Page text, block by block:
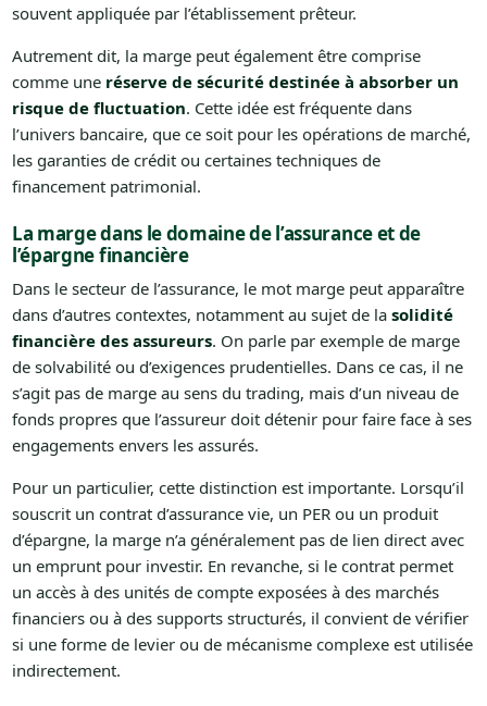
souvent appliquée par l’établissement prêteur.
Autrement dit, la marge peut également être comprise
comme une réserve de sécurité destinée à absorber un
risque de fluctuation. Cette idée est fréquente dans
l’univers bancaire, que ce soit pour les opérations de marché,
les garanties de crédit ou certaines techniques de
financement patrimonial.
La marge dans le domaine de l’assurance et de
l’épargne financière
Dans le secteur de l’assurance, le mot marge peut apparaître
dans d’autres contextes, notamment au sujet de la solidité
financière des assureurs. On parle par exemple de marge
de solvabilité ou d’exigences prudentielles. Dans ce cas, il ne
s’agit pas de marge au sens du trading, mais d’un niveau de
fonds propres que l’assureur doit détenir pour faire face à ses
engagements envers les assurés.
Pour un particulier, cette distinction est importante. Lorsqu’il
souscrit un contrat d’assurance vie, un PER ou un produit
d’épargne, la marge n’a généralement pas de lien direct avec
un emprunt pour investir. En revanche, si le contrat permet
un accès à des unités de compte exposées à des marchés
financiers ou à des supports structurés, il convient de vérifier
si une forme de levier ou de mécanisme complexe est utilisée
indirectement.